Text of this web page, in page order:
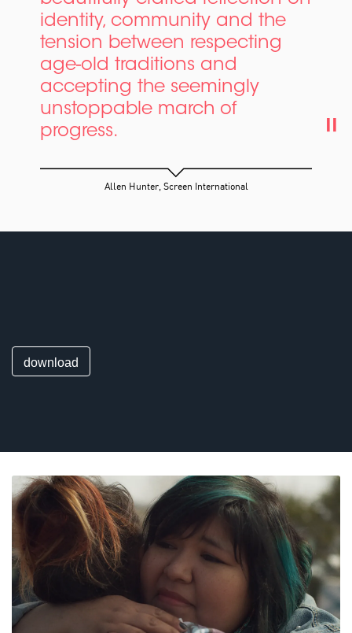
identity, community and the
tension between respecting
age-old traditions and
accepting the seemingly
unstoppable march of
progress.
Allen Hunter, Screen International
download